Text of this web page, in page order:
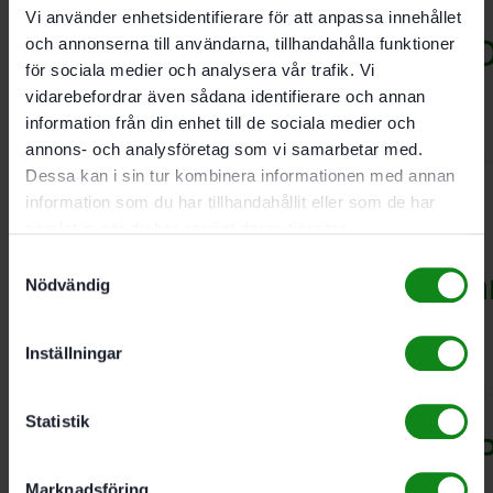
Vi använder enhetsidentifierare för att anpassa innehållet
och annonserna till användarna, tillhandahålla funktioner
för sociala medier och analysera vår trafik. Vi
vidarebefordrar även sådana identifierare och annan
information från din enhet till de sociala medier och
annons- och analysföretag som vi samarbetar med.
Dessa kan i sin tur kombinera informationen med annan
information som du har tillhandahållit eller som de har
Nödvändig
Inställningar
Statistik
Festool Möbelmunstycke
36 PD
160kr
Specialmunstycke-/
Festool Sugpensel D 36